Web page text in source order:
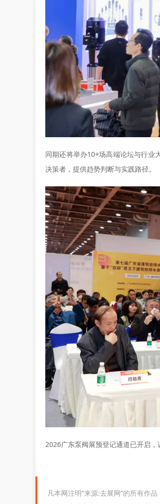
同期还将举办10+场高端论坛与行业
决策者，提供趋势判断与实践路径。
2026广东泵阀展预登记通道已开启，
凡本网注明“来源:去展网”的所有作